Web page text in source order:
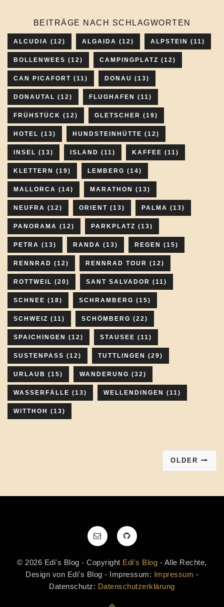
BEITRÄGE NACH SCHLAGWORTEN
ALCUDIA (12) ALGAIDA (12) ALPSTEIN (11)
BOLLENWEES (12) CAMPINGPLATZ (12)
CAN PICAFORT (11) DONAU (13)
DONAUTAL (12) FLUGHAFEN (11)
FRÜHSTÜCK (12) GLETSCHER (19)
HOTEL (13) HUNDSTEINHÜTTE (12)
INSEL (13) ISLAND (11) KAFFEE (11)
KLETTERN (19) LEMBERG (14)
MALLORCA (14) MARATHON (13)
NEUFRA (12) ORIENT (13) PALMA (13)
PANORAMA (12) PARKPLATZ (13)
PETRA (13) RANDA (13) REGEN (15)
RENNRAD (12) RENNRAD TOUR (12)
ROTTWEIL (20) SANT SALVADOR (11)
SCHNEE (18) SCHRAMBERG (15)
SCHWEIZ (11) SCHÖMBERG (22)
SPAICHINGEN (12) STAUSEE (11)
SUSTENPASS (12) TUTTLINGEN (29)
URLAUB (15) WANDERUNG (32)
WASSERFÄLLE (13) WELLENDINGEN (11)
WITTHOH (13)
OLDER
© 2026 Edi's Blog - Copyright Edi's Blog - Alle Rechte,
Design von Edi's Blog - Impressum: Impressum -
Datenschutz: Datenschutzerklärung